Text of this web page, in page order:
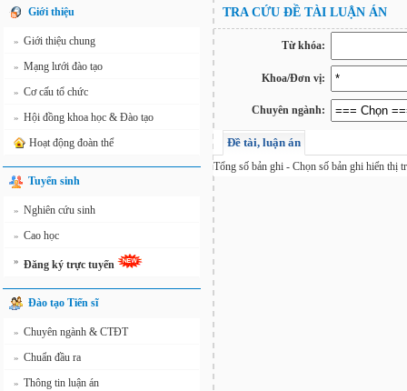
Giới thiệu
» Giới thiệu chung
» Mạng lưới đào tạo
» Cơ cấu tổ chức
» Hội đồng khoa học & Đào tạo
Hoạt động đoàn thể
Tuyển sinh
» Nghiên cứu sinh
» Cao học
» Đăng ký trực tuyến
Đào tạo Tiến sĩ
» Chuyên ngành & CTĐT
» Chuẩn đầu ra
» Thông tin luận án
TRA CỨU ĐỀ TÀI LUẬN ÁN
Từ khóa:
Khoa/Đơn vị:
Chuyên ngành:
Đề tài, luận án
Tổng số bản ghi - Chọn số bản ghi hiển thị